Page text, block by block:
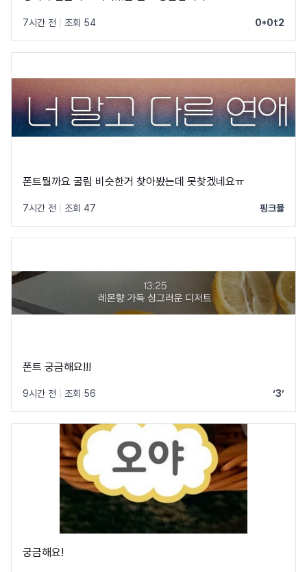
7시간 전 조회 54 0*0t2
폰트뭘까요 굴림 비슷한거 찾아봤는데 못찾겠네요ㅠ
7시간 전 조회 47 핑크뮬
폰트 궁금해요!!!
9시간 전 조회 56 ‘3’
궁금해요!